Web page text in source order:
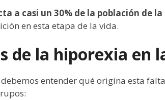
a casi un 30% de la población de
en esta etapa de la vida.
de la hiporexia en
entender qué origina esta